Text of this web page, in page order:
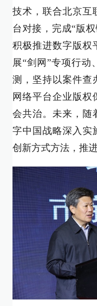
技术，联合北京互
台对接，完成“版
积极推进数字版权
展“剑网”专项行动
测，坚持以案件查
网络平台企业版权
会共治。未来，随
字中国战略深入实
创新方式方法，推